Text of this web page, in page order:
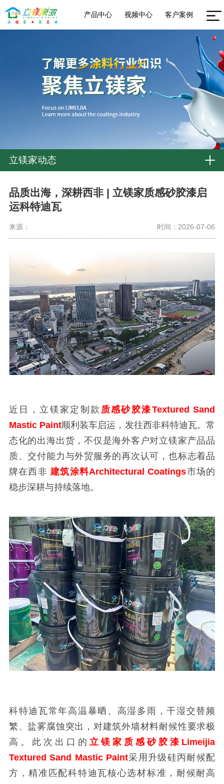
产品中心 视频中心 客户案例
立镁家动态
品质出海，深耕西非 | 立镁家质感砂胶漆启
运科特迪瓦
来源： 时间：2026-07-06
近日，立镁家定制款 质感砂胶漆Textured Sand
Mastic Paint顺利装车启运，发往西非科特迪瓦。常
态化的出海出货，不仅是海外客户对立镁家产品品
质、交付能力与外贸服务的再次认可，也标志着品
牌在西非建筑涂料Architectural Coatings市场的
稳步深耕与持续落地。
科特迪瓦常年高温暴晒、高湿多雨，干湿交替频
繁、盐雾腐蚀突出，对建筑外墙材料耐候性要求极
高。此次出口的 立镁家质感砂胶漆Limeijia
Textured Sand Mastic Paint采用升级硅丙耐候配
方，精准匹配科特迪瓦核心选材标准，耐候耐高